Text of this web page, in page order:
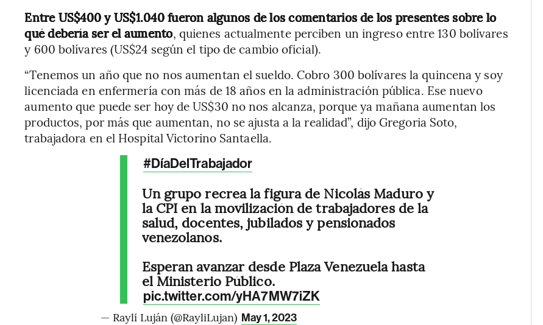
Entre US$400 y US$1.040 fueron algunos de los comentarios de los presentes sobre lo
qué debería ser el aumento, quienes actualmente perciben un ingreso entre 130 bolívares
y 600 bolívares (US$24 según el tipo de cambio oficial).
“Tenemos un año que no nos aumentan el sueldo. Cobro 300 bolívares la quincena y soy
licenciada en enfermería con más de 18 años en la administración pública. Ese nuevo
aumento que puede ser hoy de US$30 no nos alcanza, porque ya mañana aumentan los
productos, por más que aumentan, no se ajusta a la realidad”, dijo Gregoria Soto,
trabajadora en el Hospital Victorino Santaella.
#DíaDelTrabajador
Un grupo recrea la figura de Nicolás Maduro y
la CPI en la movilización de trabajadores de la
salud, docentes, jubilados y pensionados
venezolanos.
Esperan avanzar desde Plaza Venezuela hasta
el Ministerio Público.
pic.twitter.com/yHA7MW7iZK
— Raylí Luján (@RayliLujan) May 1, 2023